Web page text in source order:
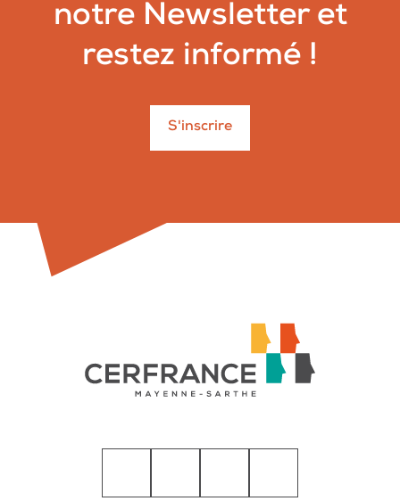
notre Newsletter et
restez informé !
S'inscrire